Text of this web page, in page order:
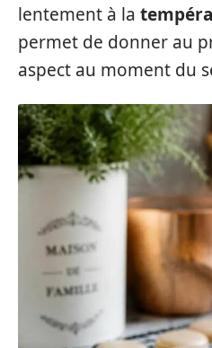
lentement à la
permet de donner au
aspect au moment du